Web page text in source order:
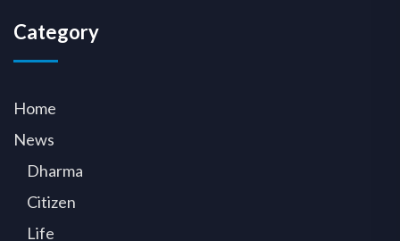
Category
Home
News
Dharma
Citizen
Life